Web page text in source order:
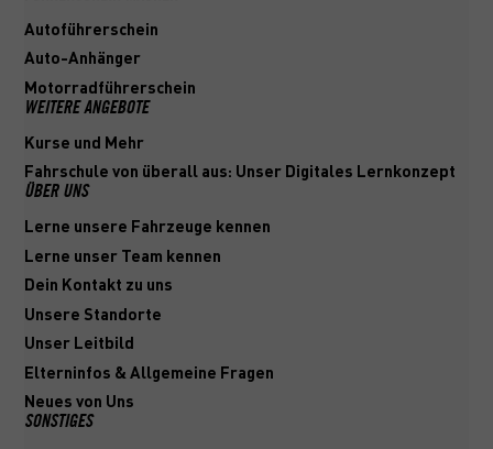
Autoführerschein
Auto-Anhänger
Motorradführerschein
WEITERE ANGEBOTE
Kurse und Mehr
Fahrschule von überall aus: Unser Digitales Lernkonzept
ÜBER UNS
Lerne unsere Fahrzeuge kennen
Lerne unser Team kennen
Dein Kontakt zu uns
Unsere Standorte
Unser Leitbild
Elterninfos & Allgemeine Fragen
Neues von Uns
SONSTIGES